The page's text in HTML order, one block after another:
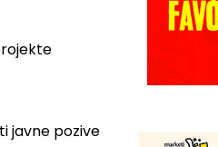
javne pozive